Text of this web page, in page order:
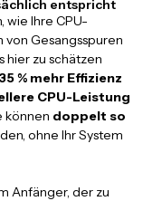
entspricht
wie Ihre CPU-
Gesangsspuren
hier zu schätzen
35 % mehr Effizienz
CPU-Leistung
können doppelt so
ohne Ihr System
Anfänger, der zu